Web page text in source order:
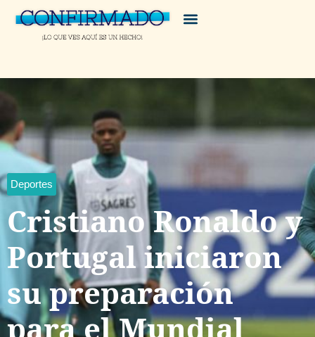
Deportes
Cristiano Ronaldo y
Portugal iniciaron
su preparación
para el Mundial